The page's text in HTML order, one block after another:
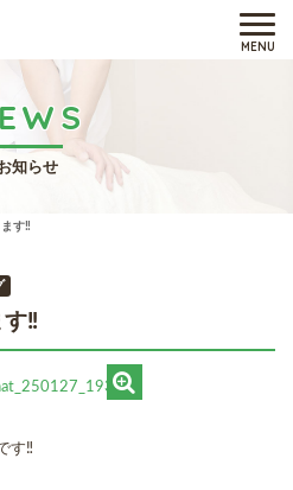
MENU
知らせ
す‼
‼
す‼